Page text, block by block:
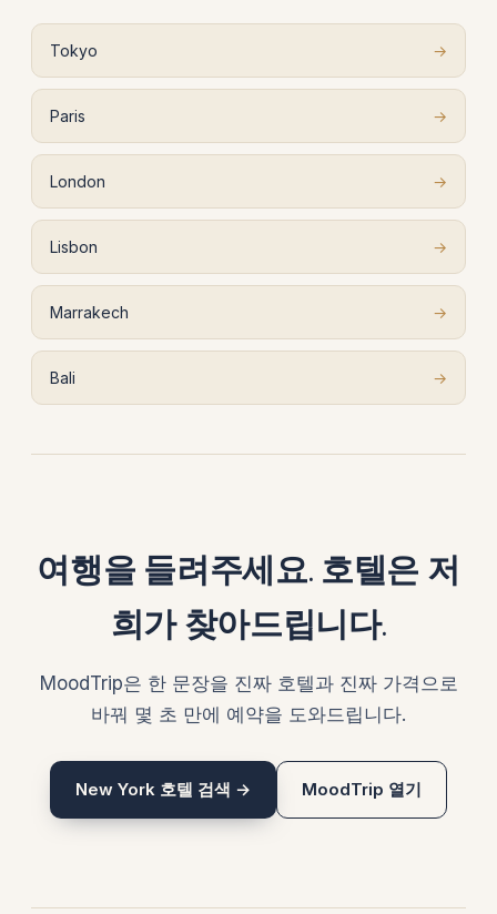
Tokyo →
Paris →
London →
Lisbon →
Marrakech →
Bali →
여행을 들려주세요. 호텔은 저
희가 찾아드립니다.
MoodTrip은 한 문장을 진짜 호텔과 진짜 가격으로
바꿔 몇 초 만에 예약을 도와드립니다.
New York 호텔 검색 → MoodTrip 열기